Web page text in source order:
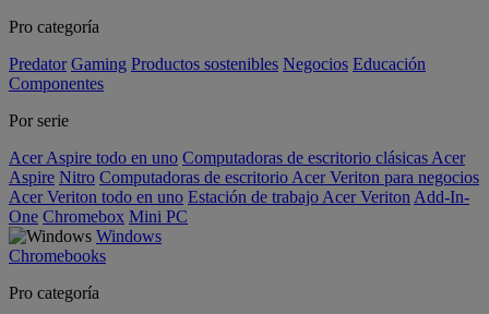
Pro categoría
Predator Gaming Productos sostenibles Negocios Educación
Componentes
Por serie
Acer Aspire todo en uno Computadoras de escritorio clásicas Acer
Aspire Nitro Computadoras de escritorio Acer Veriton para negocios
Acer Veriton todo en uno Estación de trabajo Acer Veriton Add-In-
One Chromebox Mini PC
Windows
Chromebooks
Pro categoría